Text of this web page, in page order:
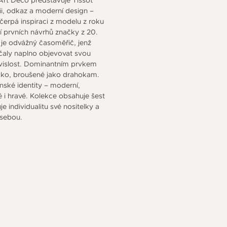
odkaz a moderní design –
inspiraci z modelu z roku
prvních návrhů značky z 20.
odvážný časoměřič, jenž
naplno objevovat svou
Dominantním prvkem
broušené jako drahokam.
identity – moderní,
i hravé. Kolekce obsahuje šest
individualitu své nositelky a